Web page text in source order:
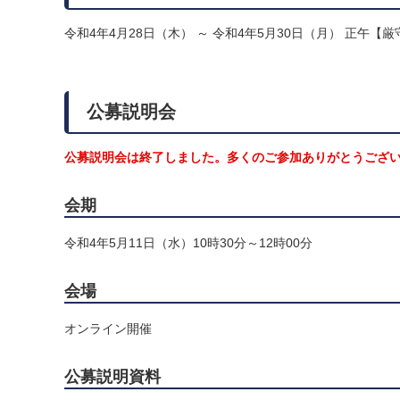
令和4年4月28日（木） ～ 令和4年5月30日（月） 正午【厳
公募説明会
公募説明会は終了しました。多くのご参加ありがとうござい
会期
令和4年5月11日（水）10時30分～12時00分
会場
オンライン開催
公募説明資料